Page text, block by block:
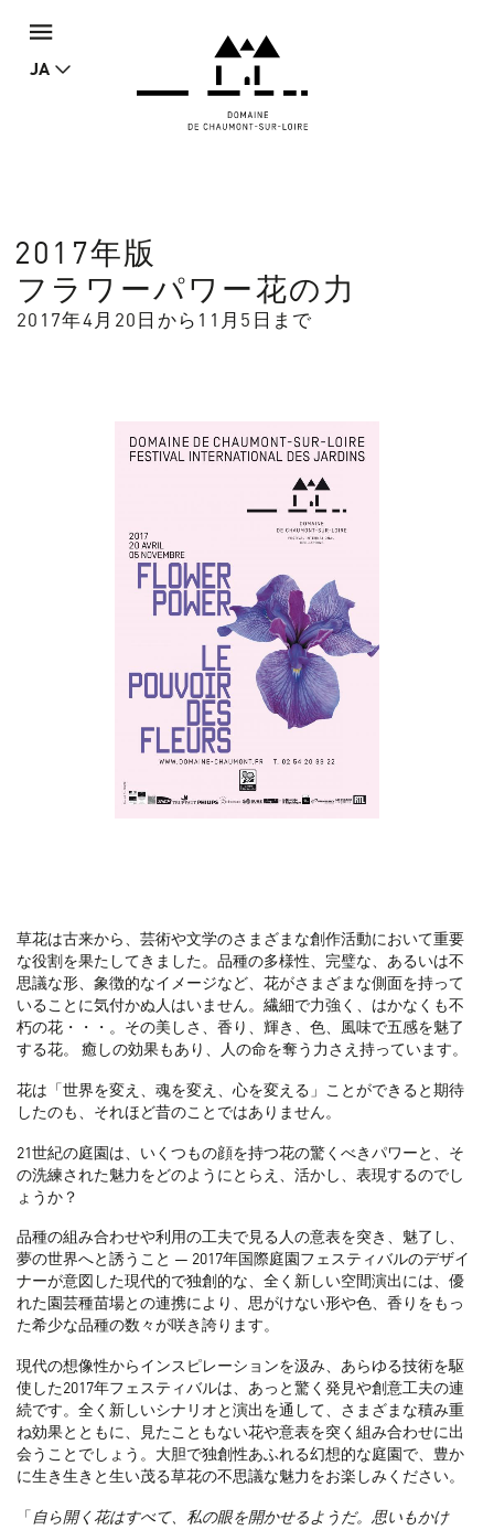
JA
2017年版
フラワーパワー花の力
2017年4月20日から11月5日まで
草花は古来から、芸術や文学のさまざまな創作活動において重要
な役割を果たしてきました。品種の多様性、完璧な、あるいは不
思議な形、象徴的なイメージなど、花がさまざまな側面を持って
いることに気付かぬ人はいません。繊細で力強く、はかなくも不
朽の花・・・。その美しさ、香り、輝き、色、風味で五感を魅了
する花。 癒しの効果もあり、人の命を奪う力さえ持っています。
花は「世界を変え、魂を変え、心を変える」ことができると期待
したのも、それほど昔のことではありません。
21世紀の庭園は、いくつもの顔を持つ花の驚くべきパワーと、そ
の洗練された魅力をどのようにとらえ、活かし、表現するのでし
ょうか？
品種の組み合わせや利用の工夫で見る人の意表を突き、魅了し、
夢の世界へと誘うこと ― 2017年国際庭園フェスティバルのデザイ
ナーが意図した現代的で独創的な、全く新しい空間演出には、優
れた園芸種苗場との連携により、思がけない形や色、香りをもっ
た希少な品種の数々が咲き誇ります。
現代の想像性からインスピレーションを汲み、あらゆる技術を駆
使した2017年フェスティバルは、あっと驚く発見や創意工夫の連
続です。全く新しいシナリオと演出を通して、さまざまな積み重
ね効果とともに、見たこともない花や意表を突く組み合わせに出
会うことでしょう。大胆で独創性あふれる幻想的な庭園で、豊か
に生き生きと生い茂る草花の不思議な魅力をお楽しみください。
「 自ら開く花はすべて、私の眼を開かせるようだ。思いもかけ